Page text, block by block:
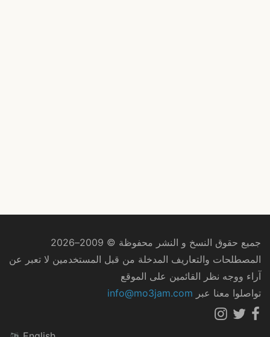
جميع حقوق النسخ و النشر محفوظة © 2009–2026
المصطلحات والتعاريف المدخلة من قبل المستخدمين لا تعبر عن
آراء ووجه نظر القائمين على الموقع
تواصلوا معنا عبر info@mo3jam.com